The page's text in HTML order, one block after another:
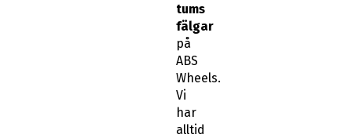
tums
fälgar
på
ABS
Wheels.
Vi
har
alltid